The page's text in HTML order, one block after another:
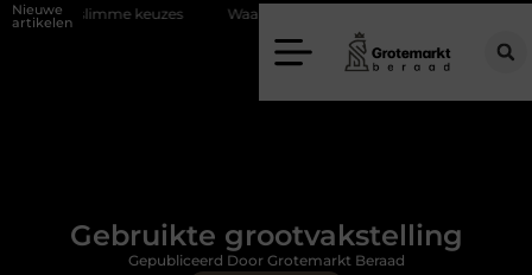
Nieuwe
artikelen
keuzes Waarom kiezen voor een rijschool in Utrecht?
Gebruikte grootvakstelling
Gepubliceerd Door Grotemarkt Beraad